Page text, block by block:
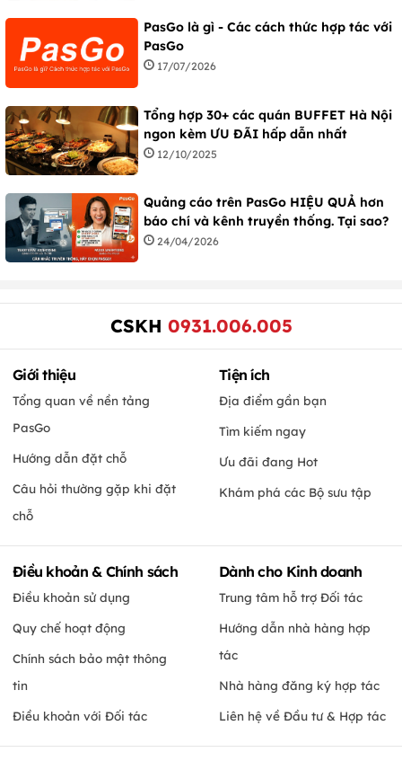
PasGo là gì - Các cách thức hợp tác với
PasGo
17/07/2026
Tổng hợp 30+ các quán BUFFET Hà Nội
ngon kèm ƯU ĐÃI hấp dẫn nhất
12/10/2025
Quảng cáo trên PasGo HIỆU QUẢ hơn
báo chí và kênh truyền thống. Tại sao?
24/04/2026
CSKH 0931.006.005
Giới thiệu
Tổng quan về nền tảng
PasGo
Hướng dẫn đặt chỗ
Câu hỏi thường gặp khi đặt
chỗ
Tiện ích
Địa điểm gần bạn
Tìm kiếm ngay
Ưu đãi đang Hot
Khám phá các Bộ sưu tập
Điều khoản & Chính sách
Điều khoản sử dụng
Quy chế hoạt động
Chính sách bảo mật thông
tin
Điều khoản với Đối tác
Dành cho Kinh doanh
Trung tâm hỗ trợ Đối tác
Hướng dẫn nhà hàng hợp
tác
Nhà hàng đăng ký hợp tác
Liên hệ về Đầu tư & Hợp tác